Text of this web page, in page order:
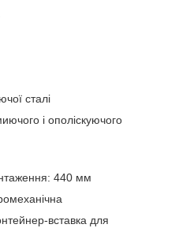
сталі
і ополіскуючого
440 мм
вставка для